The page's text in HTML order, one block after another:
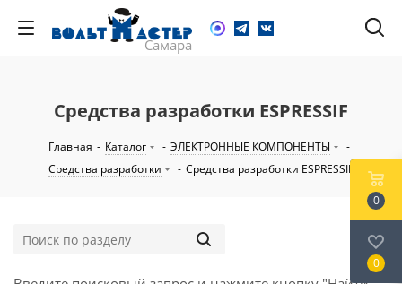
Средства разработки ESPRESSIF
Главная - Каталог - ЭЛЕКТРОННЫЕ КОМПОНЕНТЫ
-
Средства разработки
- Средства разработки ESPRESSIF
0
0